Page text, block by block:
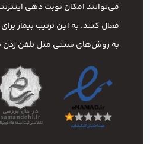
می‌توانند امکان نوبت دهی
فعال کنند. به این ترتیب بیمار
به روش‌های سنتی مثل تلفن زدن